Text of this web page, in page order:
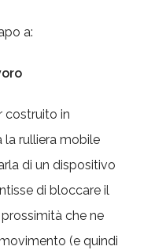
a:
costruito in
la rulliera mobile
di un dispositivo
di bloccare il
che ne
(e quindi